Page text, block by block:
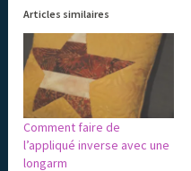
Articles similaires
Comment faire de
l’appliqué inverse avec une
longarm